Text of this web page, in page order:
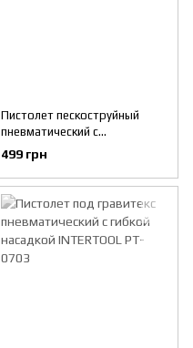
Пистолет пескоструйный
пневматический с
металлическим бачком
INTERTOOL PT-0707
499 грн